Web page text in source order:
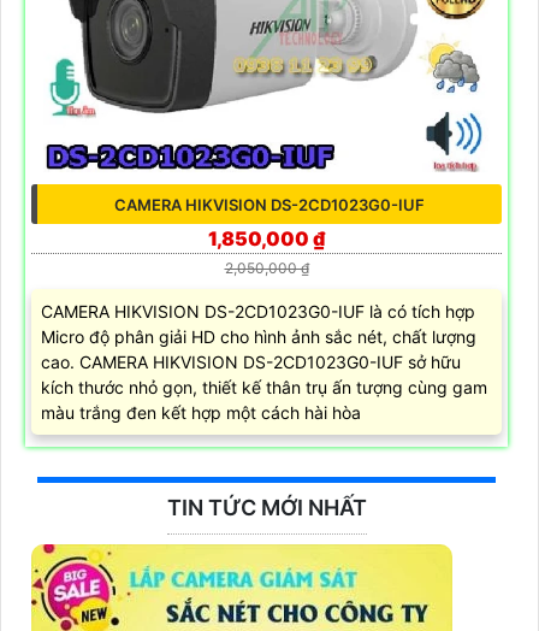
CAMERA HIKVISION DS-2CD1023G0-IUF
1,850,000 ₫
2,050,000 ₫
CAMERA HIKVISION DS-2CD1023G0-IUF là có tích hợp
Micro độ phân giải HD cho hình ảnh sắc nét, chất lượng
cao. CAMERA HIKVISION DS-2CD1023G0-IUF sở hữu
kích thước nhỏ gọn, thiết kế thân trụ ấn tượng cùng gam
màu trắng đen kết hợp một cách hài hòa
TIN TỨC MỚI NHẤT